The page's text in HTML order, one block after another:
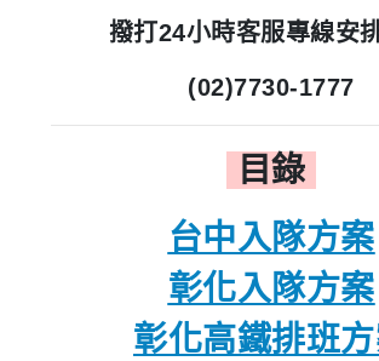
撥打24小時客服專線安
(02)7730-1777
目錄
台中入隊方案
彰化入隊方案
彰化高鐵排班